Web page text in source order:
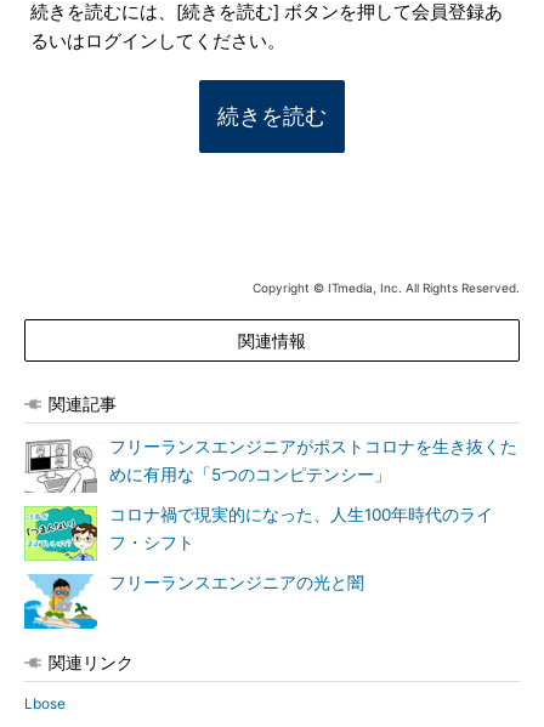
続きを読むには、[続きを読む] ボタンを押して会員登録あ
るいはログインしてください。
続きを読む
Copyright © ITmedia, Inc. All Rights Reserved.
関連情報
関連記事
フリーランスエンジニアがポストコロナを生き抜くた
めに有用な「5つのコンピテンシー」
コロナ禍で現実的になった、人生100年時代のライ
フ・シフト
フリーランスエンジニアの光と闇
関連リンク
Lbose